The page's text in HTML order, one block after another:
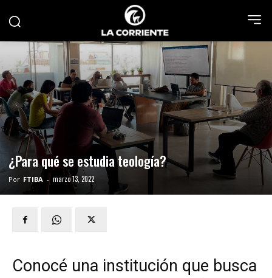
¿Para qué se estudia teología?
Por FTIBA - marzo 13, 2022
Conocé una institución que busca